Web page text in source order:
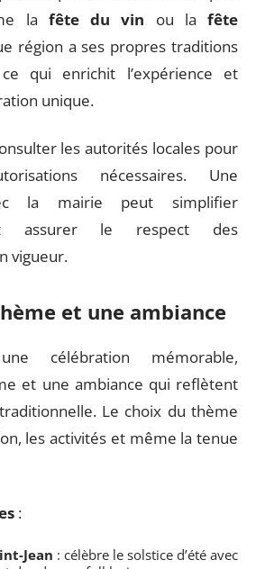
la fête du vin ou la fête
région a ses propres traditions
qui enrichit l’expérience et
unique.
les autorités locales pour
nécessaires. Une
la mairie peut simplifier
et assurer le respect des
vigueur.
et une ambiance
célébration mémorable,
et une ambiance qui reflètent
Le choix du thème
les activités et même la tenue
:
Jean : célèbre le solstice d’été avec